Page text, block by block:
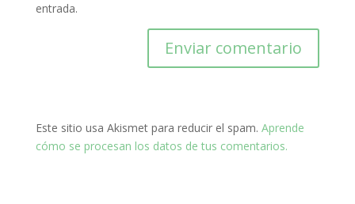
entrada.
Este sitio usa Akismet para reducir el spam. Aprende
cómo se procesan los datos de tus comentarios.